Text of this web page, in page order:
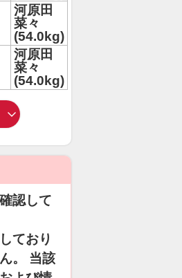
河原田
菜々
(54.0kg)
河原田
菜々
(54.0kg)
認して
ており
。 当該